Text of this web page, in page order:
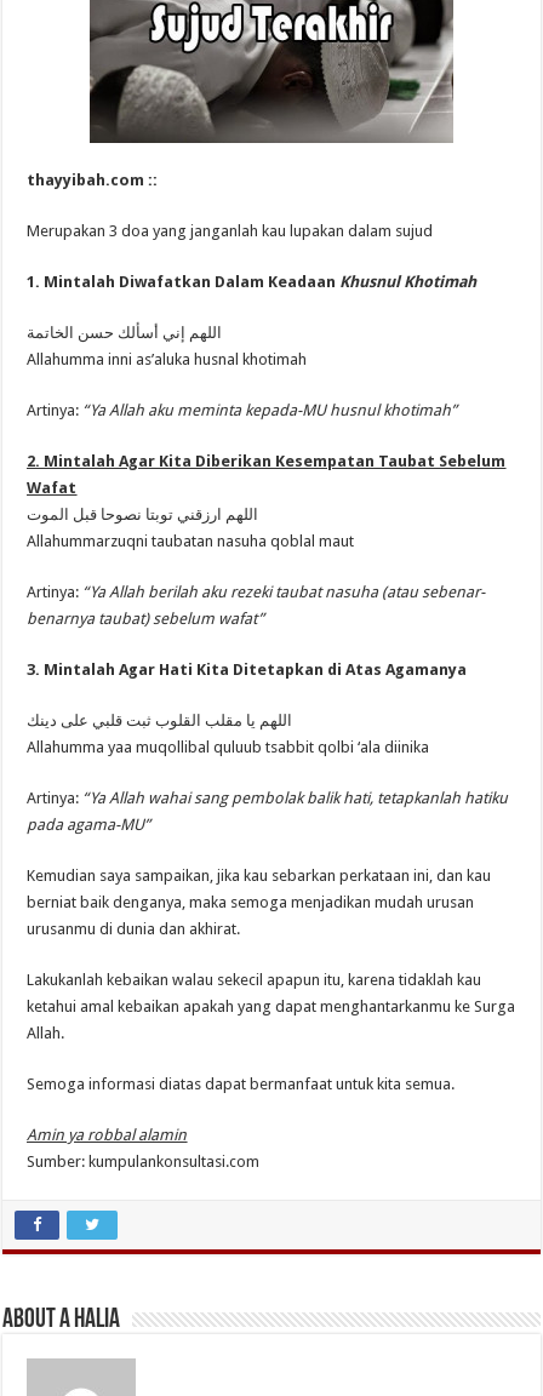
thayyibah.com ::
Merupakan 3 doa yang janganlah kau lupakan dalam sujud
1. Mintalah Diwafatkan Dalam Keadaan Khusnul Khotimah
اللهم إني أسألك حسن الخاتمة
Allahumma inni as’aluka husnal khotimah
Artinya: “Ya Allah aku meminta kepada-MU husnul khotimah”
2. Mintalah Agar Kita Diberikan Kesempatan Taubat Sebelum
Wafat
اللهم ارزقني توبتا نصوحا قبل الموت
Allahummarzuqni taubatan nasuha qoblal maut
Artinya: “Ya Allah berilah aku rezeki taubat nasuha (atau sebenar-
benarnya taubat) sebelum wafat”
3. Mintalah Agar Hati Kita Ditetapkan di Atas Agamanya
اللهم يا مقلب القلوب ثبت قلبي على دينك
Allahumma yaa muqollibal quluub tsabbit qolbi ‘ala diinika
Artinya: “Ya Allah wahai sang pembolak balik hati, tetapkanlah hatiku
pada agama-MU”
Kemudian saya sampaikan, jika kau sebarkan perkataan ini, dan kau
berniat baik denganya, maka semoga menjadikan mudah urusan
urusanmu di dunia dan akhirat.
Lakukanlah kebaikan walau sekecil apapun itu, karena tidaklah kau
ketahui amal kebaikan apakah yang dapat menghantarkanmu ke Surga
Allah.
Semoga informasi diatas dapat bermanfaat untuk kita semua.
Amin ya robbal alamin
Sumber: kumpulankonsultasi.com
About A Halia